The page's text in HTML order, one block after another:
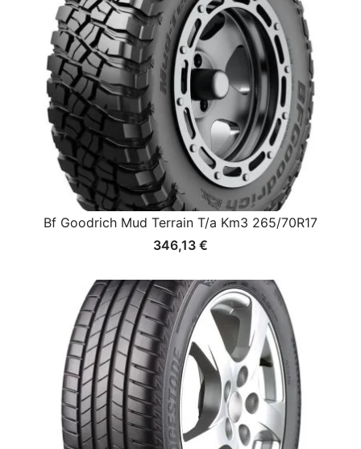
Bf Goodrich Mud Terrain T/a Km3 265/70R17
346,13 €